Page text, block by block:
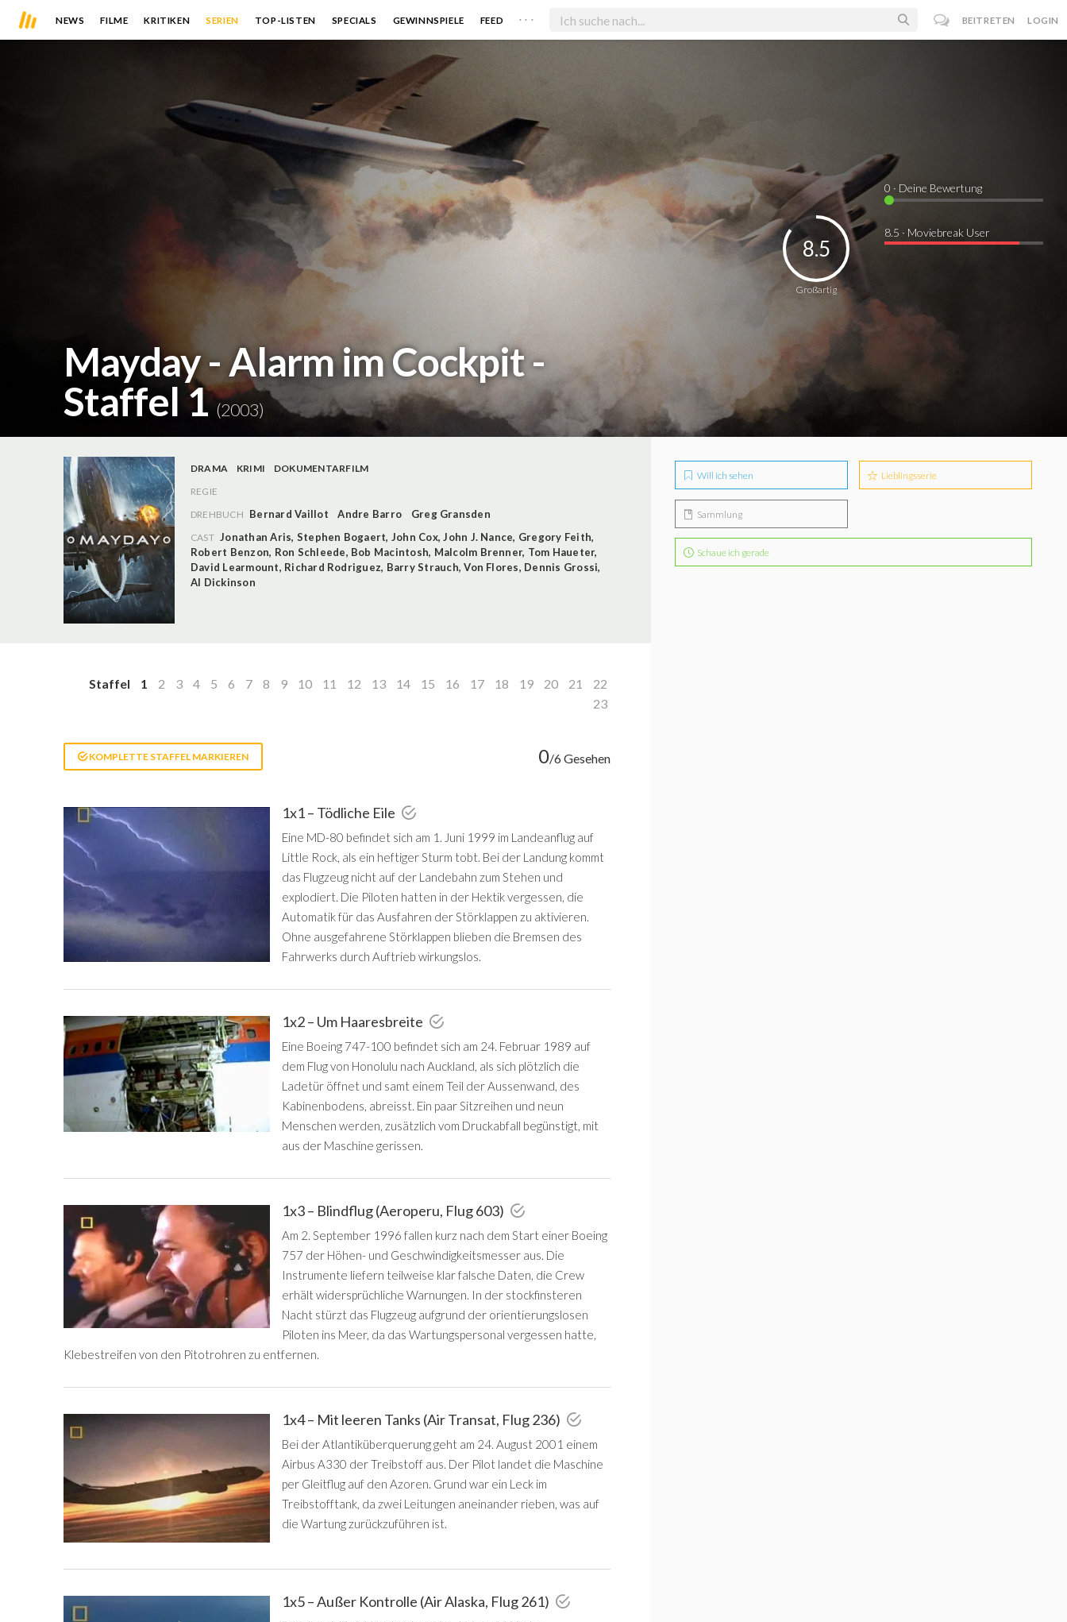
NEWS FILME KRITIKEN SERIEN TOP-LISTEN SPECIALS GEWINNSPIELE FEED . . . BEITRETEN LOGIN
Mayday - Alarm im Cockpit -
Staffel 1(2003)
Großartig
8.5
0 · Deine Bewertung
8.5 · Moviebreak User
DRAMA KRIMI
DOKUMENTARFILM
REGIE
DREHBUCH Bernard Vaillot Andre Barro Greg Gransden
CAST Jonathan Aris, Stephen Bogaert, John Cox,John J. Nance, Gregory Feith,
Robert Benzon, Ron Schleede, Bob Macintosh, Malcolm Brenner, Tom Haueter,
David Learmount, Richard Rodriguez, Barry Strauch,Von Flores, Dennis Grossi,
Al Dickinson
Staffel 1 2 3 4 5 6 7 8 9 10 11 12 13 14 15 16 17 18 19 20 21
22
23
KOMPLETTE STAFFEL MARKIEREN 0/6 Gesehen
1x1 – Tödliche Eile
Eine MD-80 befindet sich am 1. Juni 1999 im Landeanflug auf
Little Rock, als ein heftiger Sturm tobt. Bei der Landung kommt
das Flugzeug nicht auf der Landebahn zum Stehen und
explodiert. Die Piloten hatten in der Hektik vergessen, die
Automatik für das Ausfahren der Störklappen zu aktivieren.
Ohne ausgefahrene Störklappen blieben die Bremsen des
Fahrwerks durch Auftrieb wirkungslos.
1x2 – Um Haaresbreite
Eine Boeing 747-100 befindet sich am 24. Februar 1989 auf
dem Flug von Honolulu nach Auckland, als sich plötzlich die
Ladetür öffnet und samt einem Teil der Aussenwand, des
Kabinenbodens, abreisst. Ein paar Sitzreihen und neun
Menschen werden, zusätzlich vom Druckabfall begünstigt, mit
aus der Maschine gerissen.
1x3 – Blindflug (Aeroperu, Flug 603)
Am 2. September 1996 fallen kurz nach dem Start einer Boeing
757 der Höhen- und Geschwindigkeitsmesser aus. Die
Instrumente liefern teilweise klar falsche Daten, die Crew
erhält widersprüchliche Warnungen. In der stockfinsteren
Nacht stürzt das Flugzeug aufgrund der orientierungslosen
Piloten ins Meer, da das Wartungspersonal vergessen hatte,
Klebestreifen von den Pitotrohren zu entfernen.
1x4 – Mit leeren Tanks (Air Transat, Flug 236)
Bei der Atlantiküberquerung geht am 24. August 2001 einem
Airbus A330 der Treibstoff aus. Der Pilot landet die Maschine
per Gleitflug auf den Azoren. Grund war ein Leck im
Treibstofftank, da zwei Leitungen aneinander rieben, was auf
die Wartung zurückzuführen ist.
1x5 – Außer Kontrolle (Air Alaska, Flug 261)
Will ich sehen Lieblingsserie
Sammlung
Schaue ich gerade